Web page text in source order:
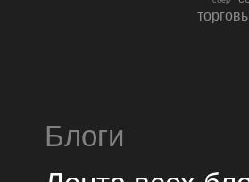
Блоги